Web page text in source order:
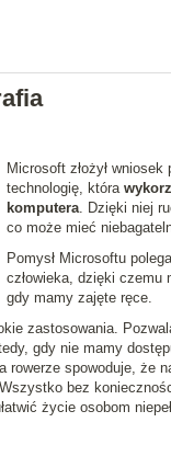
Microsoft złożył wniosek
technologię, która
komputera. Dzięki niej
co może mieć
Pomysł Microsoftu
człowieka, dzięki czemu
gdy mamy zajęte ręce.
zastosowania.
gdy nie mamy
rowerze spowoduje, że
bez
życie osobom